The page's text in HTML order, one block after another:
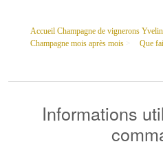
Accueil Champagne de vignerons
Champagne mois après mois
Que
Informations